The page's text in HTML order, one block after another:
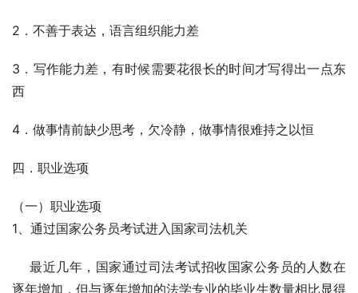
2．不善于表达，语言组织能力差
3．写作能力差，有时候需要花很长的时间才写得出一点东
西
4．做事情前缺少思考，欠冷静，做事情很难持之以恒
四．职业选项
（一）职业选项
1、通过国家公务员考试进入国家司法机关
最近几年，国家通过司法考试招收国家公务员的人数在
逐年增加，但与逐年增加的法学专业的毕业生数量相比显得